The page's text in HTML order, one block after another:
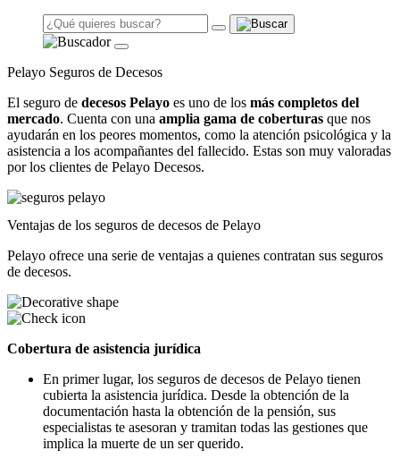
Pelayo Seguros de Decesos
El seguro de decesos Pelayo es uno de los más completos del
mercado. Cuenta con una amplia gama de coberturas que nos
ayudarán en los peores momentos, como la atención psicológica y la
asistencia a los acompañantes del fallecido. Estas son muy valoradas
por los clientes de Pelayo Decesos.
Ventajas de los seguros de decesos de Pelayo
Pelayo ofrece una serie de ventajas a quienes contratan sus seguros
de decesos.
Cobertura de asistencia jurídica
En primer lugar, los seguros de decesos de Pelayo tienen
cubierta la asistencia jurídica. Desde la obtención de la
documentación hasta la obtención de la pensión, sus
especialistas te asesoran y tramitan todas las gestiones que
implica la muerte de un ser querido.